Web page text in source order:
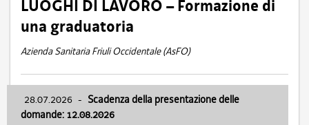
LUOGHI DI LAVORO – Formazione di
una graduatoria
Azienda Sanitaria Friuli Occidentale (AsFO)
28.07.2026 - Scadenza della presentazione delle
domande: 12.08.2026